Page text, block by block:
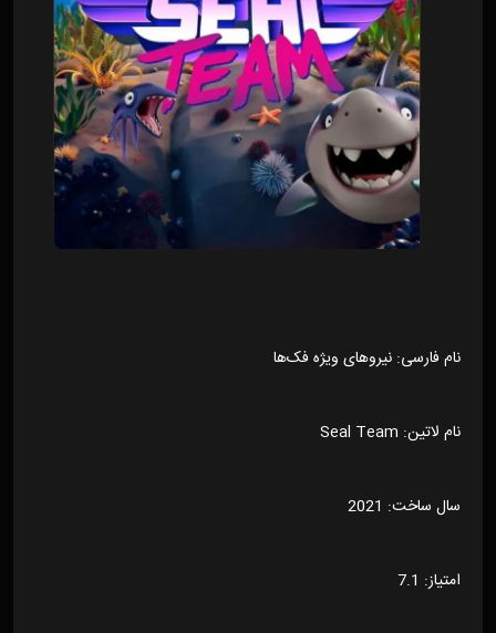
نام فارسی: نیروهای ویژه فک‌ها
نام لاتین: Seal Team
سال ساخت: 2021
امتیاز: 7.1